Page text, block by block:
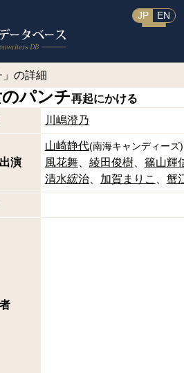
JP EN
」の詳細
パンチ再起にかける
川嶋澄乃
演
山崎静代(南海キャンディーズ)
風花舞 綾田俊樹
篠山輝
清水綋治
加賀まりこ 蟹